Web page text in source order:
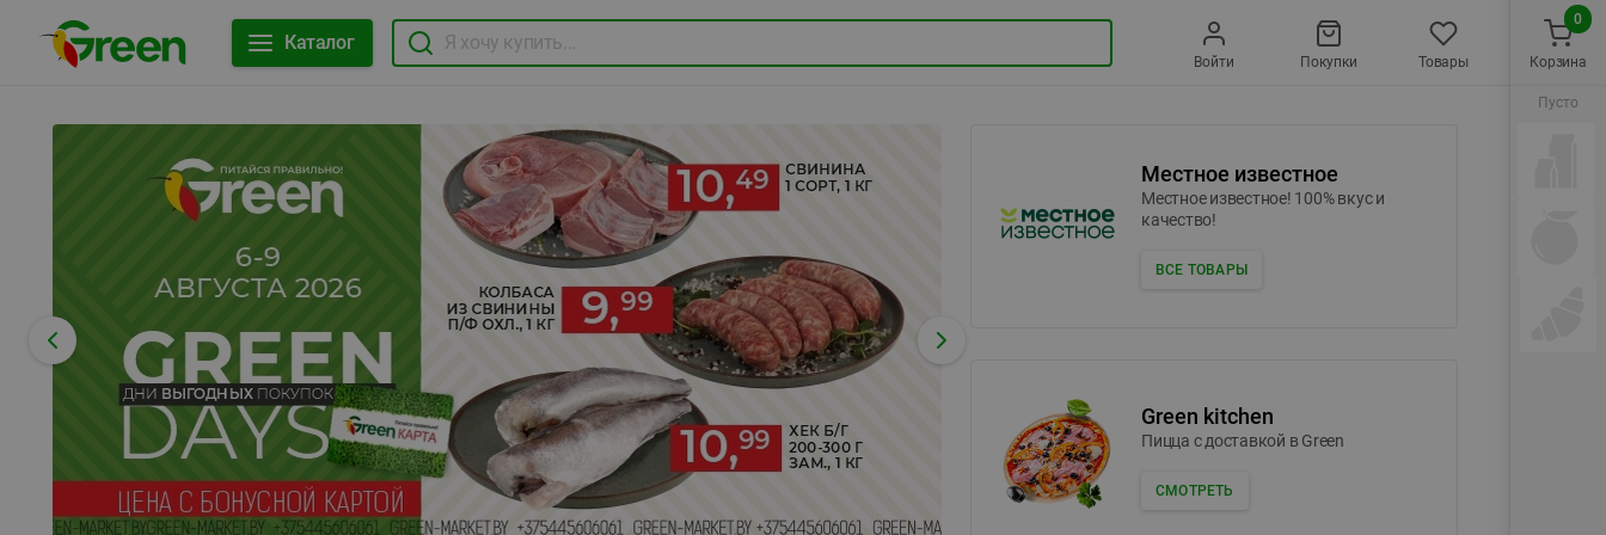
Каталог
Войти Покупки Товары
Местное известное
Местное известное! 100% вкус и
качество!
ВСЕ ТОВАРЫ
Green kitchen
Пицца c доставкой в Green
СМОТРЕТЬ
Корзина
0
Пусто